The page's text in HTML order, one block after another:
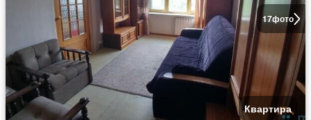
17фото
Квартира